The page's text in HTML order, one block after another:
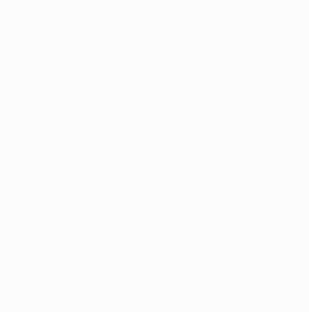
Bukavu
Lacs Africains, est-ce la fin d'un cycle ? [Par Julien Paluku]